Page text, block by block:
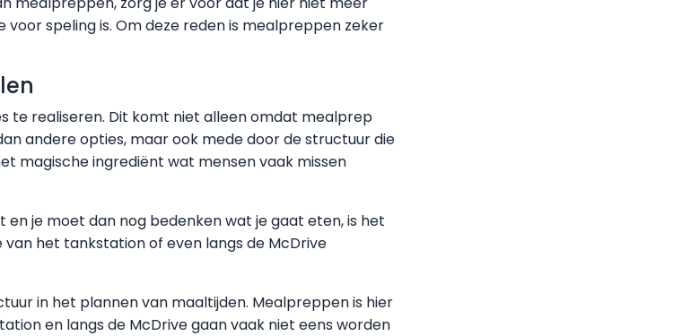
speling is. Om deze reden is mealpreppen zeker
te realiseren. Dit komt niet alleen omdat mealprep
andere opties, maar ook mede door de structuur die
magische ingrediënt wat mensen vaak missen
je moet dan nog bedenken wat je gaat eten, is het
het tankstation of even langs de McDrive
in het plannen van maaltijden. Mealpreppen is hier
en langs de McDrive gaan vaak niet eens worden